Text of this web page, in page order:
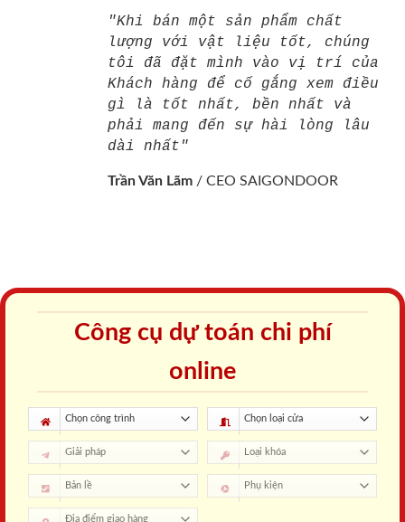
"Khi bán một sản phẩm chất
lượng với vật liệu tốt, chúng
tôi đã đặt mình vào vị trí của
Khách hàng để cố gắng xem điều
gì là tốt nhất, bền nhất và
phải mang đến sự hài lòng lâu
dài nhất"
Trần Văn Lãm / CEO SAIGONDOOR
Công cụ dự toán chi phí
online